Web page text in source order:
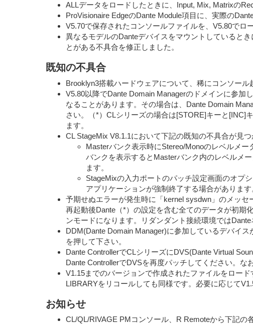
ALLデータをロードしたときに、Input, Mix, Matrixの
ProVisionaire EdgeのDante Module項目に、実際の
V5.70で保存されたコンソールファイルを、V5.80でロ
異なるモデルのDanteデバイスをマウントしていると
とがある不具合を修正しました。
既知の不具合
Brooklyn3搭載ハードウェアについて、稀にコンソー
V5.80以降でDante Domain Managerのドメインに参加
なることがあります。その場合は、Dante Domain
さい。（*）CLシリーズの場合は[STORE]キーと[INC]
ます。
CL StageMix V8.1.1において下記の既知の不具合が見つ
Masterバンク表示時にStereo/Monoのレベルメ
バンクを表示するとMasterバンク内のレベルメ
ます。
StageMixの入力ポートのパッチ設定画面のオプ
アプリケーションが強制終了する場合がありま
予期せぬエラーが発生時に「kernel sysdwn」のメッ
再起動後Dante（*）の設定を含む全てのデータが初期
ンモードになります。リダンダント接続環境では
DDM(Dante Domain Manager)に参加しているデバイ
を押して下さい。
Dante ControllerでCLシリーズにDVS(Dante Virtual
Dante ControllerでDVSを再度パッチしてください。な
V1.15までのバージョンで作成されたファイルをロー
LIBRARYをリコールしても同様です。必要に応じて
お知らせ
CL/QL/RIVAGE PMコンソール、R Remoteから下記